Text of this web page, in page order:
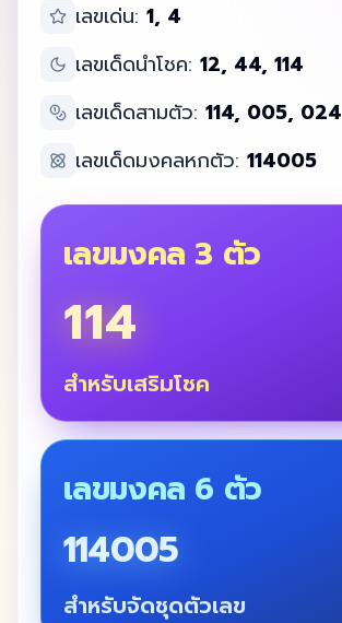
เลขเด่น: 1, 4
เลขเด็ดนำโชค: 12, 44, 114
เลขเด็ดสามตัว: 114, 005, 024
เลขเด็ดมงคลหกตัว: 114005
เลขมงคล 3 ตัว
114
สำหรับเสริมโชค
เลขมงคล 6 ตัว
114005
สำหรับจัดชุดตัวเลข